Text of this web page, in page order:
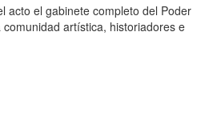
acto el gabinete completo del Poder
artística, historiadores e